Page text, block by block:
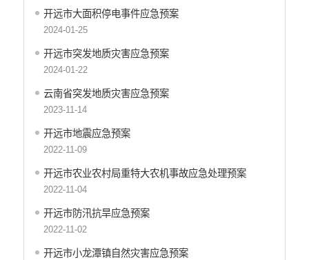
公共文化服务
涉农补贴
疫情防控
养老服务
规划计划
重大决策预公开
生态环境
食品药品监管
开远市大面积停电事件应急预案
2024-01-25
开远市突发地质灾害应急预案
2024-01-22
云南省突发地质灾害应急预案
2023-11-14
开远市地震应急预案
2022-11-09
开远市农业农村局重特大农机事故应急处理预案
2022-11-04
开远市防汛抗旱应急预案
2022-11-02
开远市小龙潭镇自然灾害应急预案